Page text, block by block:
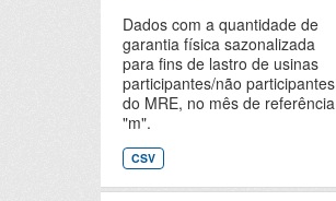
Dados com a quantidade de
garantia física sazonalizada
para fins de lastro de usinas
participantes/não participantes
do MRE, no mês de referência
"m".
CSV